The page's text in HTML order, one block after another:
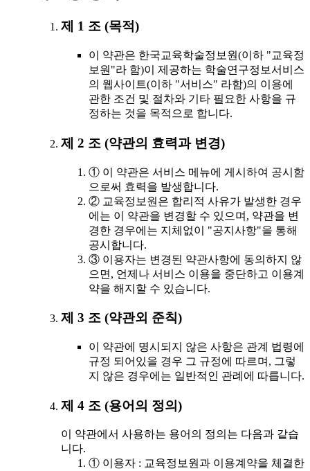
제 1 조 (목적)
이 약관은 한국교육학술정보원(이하 "교육정
보원"라 함)이 제공하는 학술연구정보서비스
의 웹사이트(이하 "서비스" 라함)의 이용에
관한 조건 및 절차와 기타 필요한 사항을 규
정하는 것을 목적으로 합니다.
제 2 조 (약관의 효력과 변경)
① 이 약관은 서비스 메뉴에 게시하여 공시함
으로써 효력을 발생합니다.
② 교육정보원은 합리적 사유가 발생한 경우
에는 이 약관을 변경할 수 있으며, 약관을 변
경한 경우에는 지체없이 "공지사항"을 통해
공시합니다.
③ 이용자는 변경된 약관사항에 동의하지 않
으면, 언제나 서비스 이용을 중단하고 이용계
약을 해지할 수 있습니다.
제 3 조 (약관외 준칙)
이 약관에 명시되지 않은 사항은 관계 법령에
규정 되어있을 경우 그 규정에 따르며, 그렇
지 않은 경우에는 일반적인 관례에 따릅니다.
제 4 조 (용어의 정의)
이 약관에서 사용하는 용어의 정의는 다음과 같습
니다.
① 이용자 : 교육정보원과 이용계약을 체결한